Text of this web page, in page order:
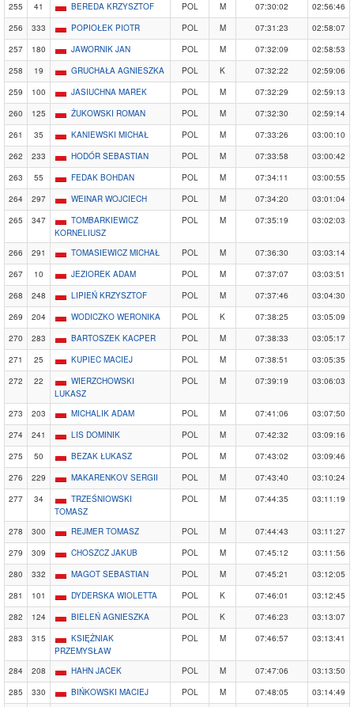
255
41 BEREDA KRZYSZTOF POL M 07:30:02
02:56:46
256
333 POPIOŁEK PIOTR POL M 07:31:23
02:58:07
257
180 JAWORNIK JAN POL M 07:32:09
02:58:53
258
19 GRUCHAŁA AGNIESZKA POL K 07:32:22
02:59:06
259
100 JASIUCHNA MAREK POL M 07:32:29
02:59:13
260
125 ŻUKOWSKI ROMAN POL M 07:32:30
02:59:14
261
35 KANIEWSKI MICHAŁ POL M 07:33:26
03:00:10
262
233 HODÓR SEBASTIAN POL M 07:33:58
03:00:42
263
55 FEDAK BOHDAN POL M 07:34:11
03:00:55
264
297 WEINAR WOJCIECH POL M 07:34:20
03:01:04
265
347
TOMBARKIEWICZ
KORNELIUSZ
POL M 07:35:19 03:02:03
266 291 TOMASIEWICZ MICHAŁ POL M 07:36:30
03:03:14
267
10 JEZIOREK ADAM POL M 07:37:07
03:03:51
268
248 LIPIEŃ KRZYSZTOF POL M 07:37:46
03:04:30
269
204 WODICZKO WERONIKA POL K 07:38:25
03:05:09
270
283 BARTOSZEK KACPER POL M 07:38:33
03:05:17
271
25 KUPIEC MACIEJ POL M 07:38:51
03:05:35
272
22
WIERZCHOWSKI
LUKASZ
POL M 07:39:19 03:06:03
273 203 MICHALIK ADAM POL M 07:41:06
03:07:50
274
241 LIS DOMINIK POL M 07:42:32
03:09:16
275
50 BEZAK ŁUKASZ POL M 07:43:02
03:09:46
276
229 MAKARENKOV SERGII POL M 07:43:40
03:10:24
277
34
TRZEŚNIOWSKI
TOMASZ
POL M 07:44:35 03:11:19
278 300 REJMER TOMASZ POL M 07:44:43
03:11:27
279
309 CHOSZCZ JAKUB POL M 07:45:12
03:11:56
280
332 MAGOT SEBASTIAN POL M 07:45:21
03:12:05
281
101 DYDERSKA WIOLETTA POL K 07:46:01
03:12:45
282
124 BIELEŃ AGNIESZKA POL K 07:46:23
03:13:07
283
315
KSIĘŻNIAK
PRZEMYSŁAW
POL M 07:46:57 03:13:41
284 208 HAHN JACEK POL M 07:47:06
03:13:50
285
330 BIŃKOWSKI MACIEJ POL M 07:48:05
03:14:49